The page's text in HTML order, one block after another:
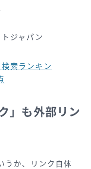
ジャパン
索ランキン
」も外部リン
うか、リンク自体